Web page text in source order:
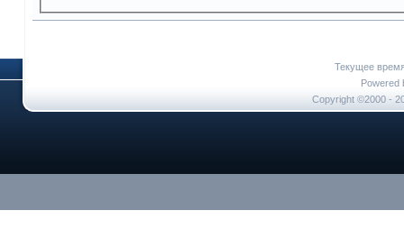
Текущее
Powered
Copyright ©2000 -